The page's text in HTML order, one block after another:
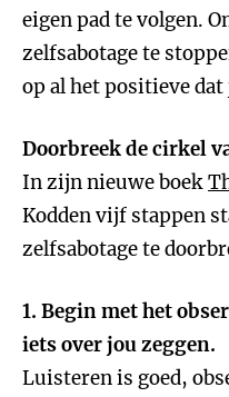
eigen pad te volgen.
zelfsabotage te
op al het positieve
Doorbreek de cirkel
In zijn nieuwe boek
Kodden vijf stappen
zelfsabotage te
1. Begin met het
iets over jou zeggen.
Luisteren is goed,